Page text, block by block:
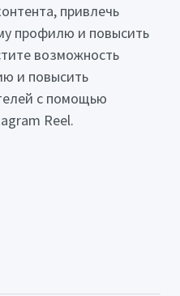
привлечь
профилю и повысить
возможность
и повысить
с помощью
Reel.